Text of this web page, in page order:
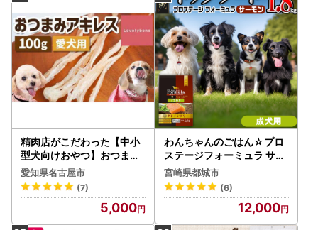
精肉店がこだわった【中小
型犬向けおやつ】おつまみ
アキレス 50g×2 無添加
手作り
愛知県名古屋市
(7)
5,000
わんちゃんのごはん☆プロ
ステージフォーミュラ サー
モン(成犬用)1.8kg〔12-33
01〕_(都城市) 犬用フード
ドライフード プロステージ
フォーミュラ 成犬用 ペット
フード
宮崎県都城市
(6)
12,000